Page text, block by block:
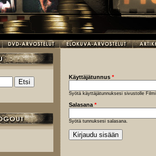
Käyttäjätunnus *
Syötä käyttäjätunnuksesi sivustolle
Salasana *
Syötä tunnuksesi salasana.